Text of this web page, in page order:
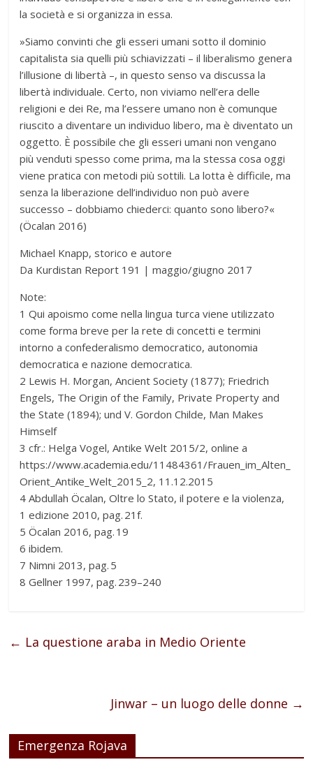
la società e si organizza in essa.
»Siamo convinti che gli esseri umani sotto il dominio
capitalista sia quelli più schiavizzati – il liberalismo genera
l’illusione di libertà –, in questo senso va discussa la
libertà individuale. Certo, non viviamo nell’era delle
religioni e dei Re, ma l’essere umano non è comunque
riuscito a diventare un individuo libero, ma è diventato un
oggetto. È possibile che gli esseri umani non vengano
più venduti spesso come prima, ma la stessa cosa oggi
viene pratica con metodi più sottili. La lotta è difficile, ma
senza la liberazione dell’individuo non può avere
successo – dobbiamo chiederci: quanto sono libero?«
(Öcalan 2016)
Michael Knapp, storico e autore
Da Kurdistan Report 191 | maggio/giugno 2017
Note:
1 Qui apoismo come nella lingua turca viene utilizzato
come forma breve per la rete di concetti e termini
intorno a confederalismo democratico, autonomia
democratica e nazione democratica.
2 Lewis H. Morgan, Ancient Society (1877); Friedrich
Engels, The Origin of the Family, Private Property and
the State (1894); und V. Gordon Childe, Man Makes
Himself
3 cfr.: Helga Vogel, Antike Welt 2015/2, online a
https://www.academia.edu/11484361/Frauen_im_Alten_
Orient_Antike_Welt_2015_2, 11.12.2015
4 Abdullah Öcalan, Oltre lo Stato, il potere e la violenza,
1 edizione 2010, pag. 21f.
5 Öcalan 2016, pag. 19
6 ibidem.
7 Nimni 2013, pag. 5
8 Gellner 1997, pag. 239–240
← La questione araba in Medio Oriente
Jinwar – un luogo delle donne →
Emergenza Rojava